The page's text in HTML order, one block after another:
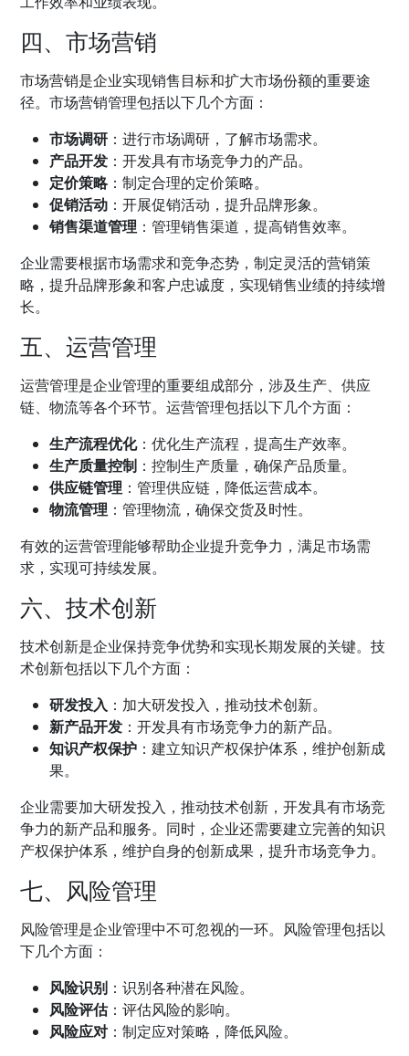
四、市场营销
市场营销是企业实现销售目标和扩大市场份额的重要途
径。市场营销管理包括以下几个方面：
市场调研 ：进行市场调研，了解市场需求。
产品开发 ：开发具有市场竞争力的产品。
定价策略：制定合理的定价策略。
促销活动 ：开展促销活动，提升品牌形象。
销售渠道管理 ：管理销售渠道，提高销售效率。
企业需要根据市场需求和竞争态势，制定灵活的营销策
略，提升品牌形象和客户忠诚度，实现销售业绩的持续增
长。
五、运营管理
运营管理是企业管理的重要组成部分，涉及生产、供应
链、物流等各个环节。运营管理包括以下几个方面：
生产流程优化：优化生产流程，提高生产效率。
生产质量控制 ：控制生产质量，确保产品质量。
供应链管理 ：管理供应链，降低运营成本。
物流管理 ：管理物流，确保交货及时性。
有效的运营管理能够帮助企业提升竞争力，满足市场需
求，实现可持续发展。
六、技术创新
技术创新是企业保持竞争优势和实现长期发展的关键。技
术创新包括以下几个方面：
研发投入 ：加大研发投入，推动技术创新。
新产品开发 ：开发具有市场竞争力的新产品。
知识产权保护 ：建立知识产权保护体系，维护创新成
果。
企业需要加大研发投入，推动技术创新，开发具有市场竞
争力的新产品和服务。同时，企业还需要建立完善的知识
产权保护体系，维护自身的创新成果，提升市场竞争力。
七、风险管理
风险管理是企业管理中不可忽视的一环。风险管理包括以
下几个方面：
风险识别 ：识别各种潜在风险。
风险评估：评估风险的影响。
风险应对 ：制定应对策略，降低风险。